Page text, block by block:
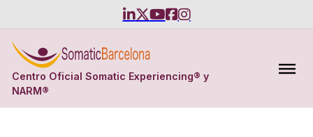
Centro Oficial Somatic Experiencing® y
NARM®